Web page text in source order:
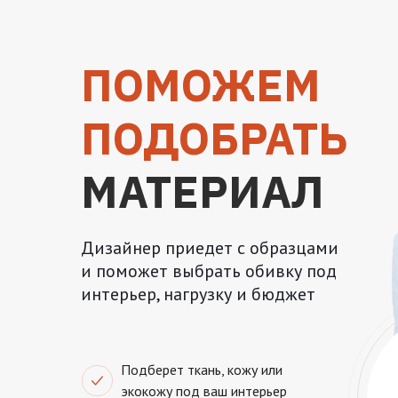
Дизайнер приедет с образцами
и поможет выбрать обивку под
интерьер, нагрузку и бюджет
Подберет ткань, кожу или
экокожу под ваш интерьер
ПОМОЖЕМ
ПОДОБРАТЬ
МАТЕРИАЛ